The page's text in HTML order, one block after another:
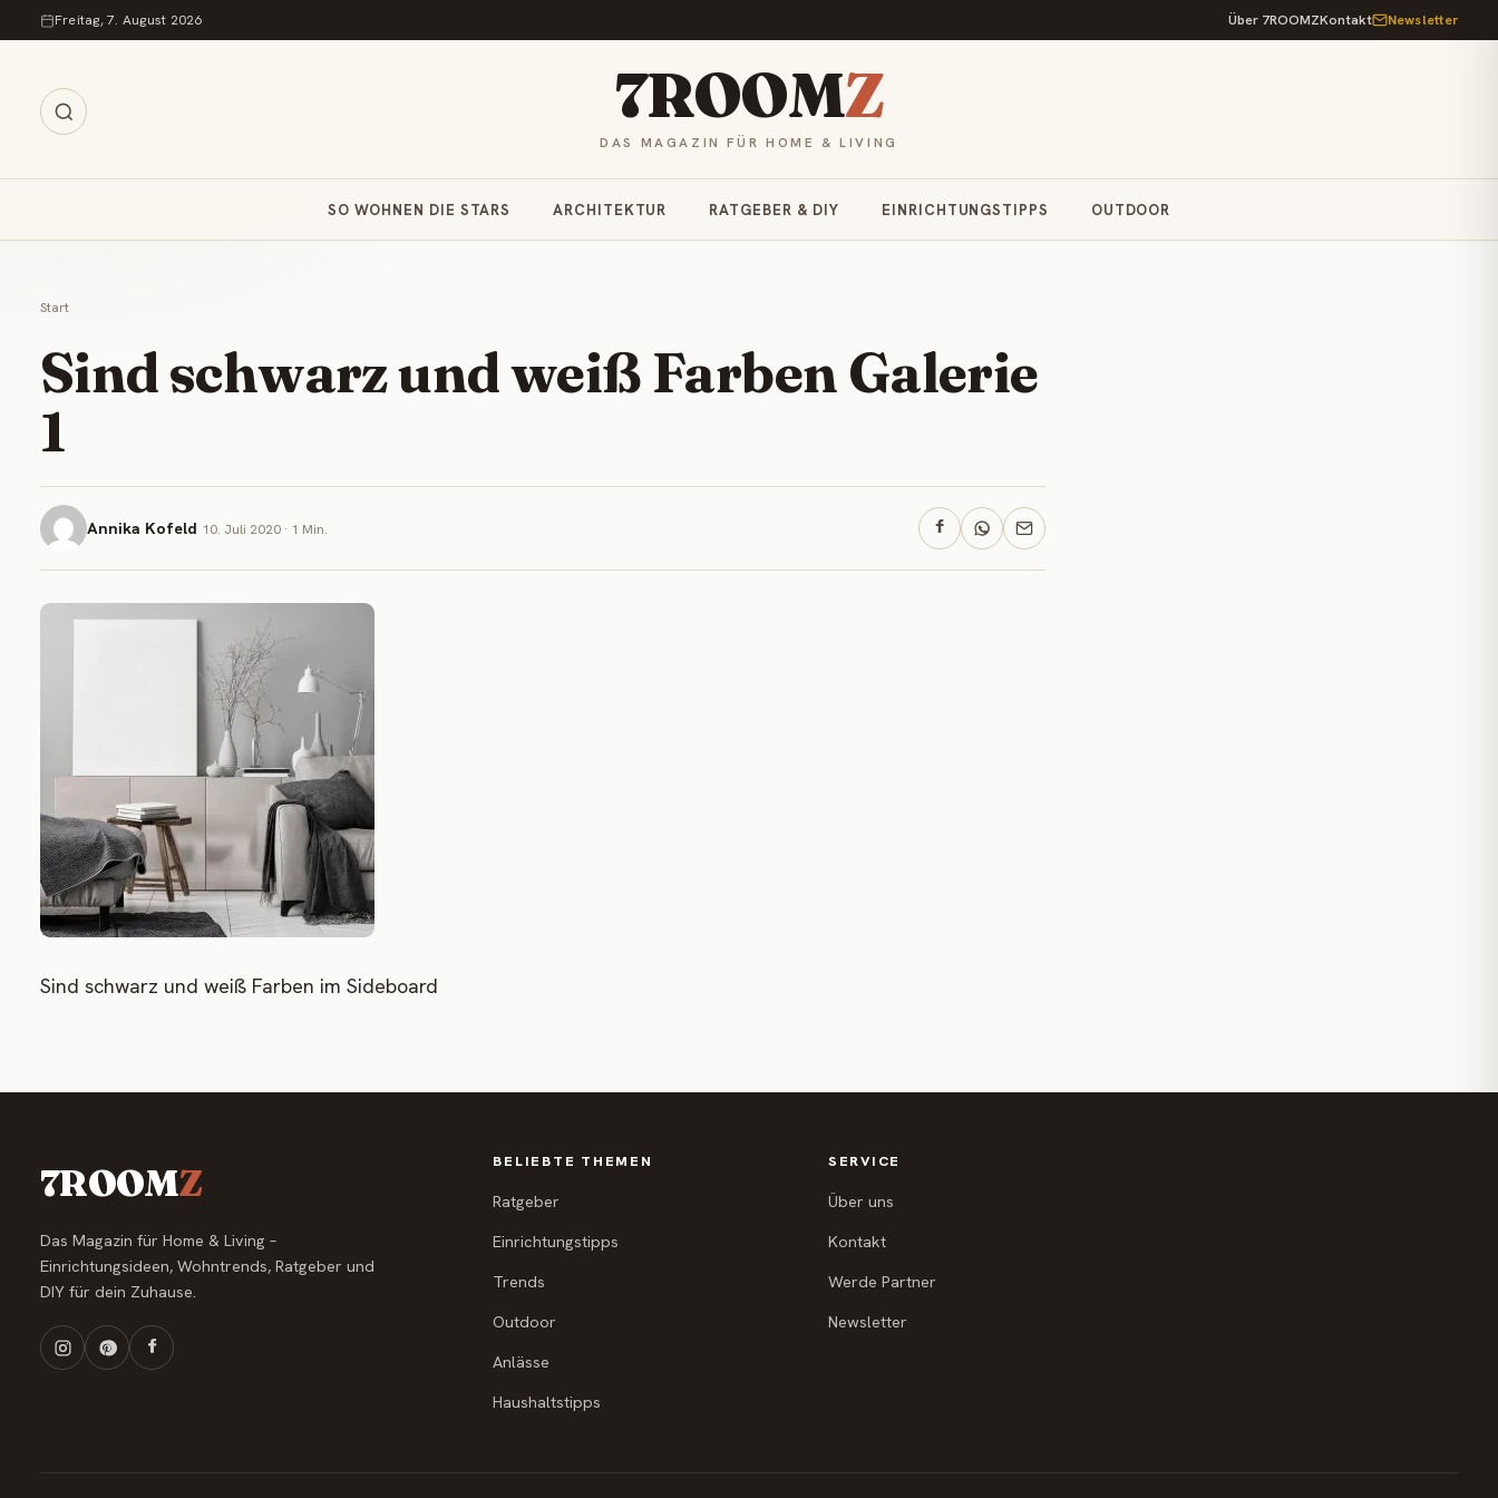
Zum Inhalt springen
Freitag, 7. August 2026 Über 7ROOMZKontakt Newsletter
7ROOMZ
DAS MAGAZIN FÜR HOME & LIVING
SO WOHNEN DIE STARS ARCHITEKTUR RATGEBER & DIY EINRICHTUNGSTIPPS OUTDOOR
Start
Sind schwarz und weiß Farben Galerie
1
Annika Kofeld 10. Juli 2020 · 1 Min.
Sind schwarz und weiß Farben im Sideboard
7ROOMZ
Das Magazin für Home & Living –
Einrichtungsideen, Wohntrends, Ratgeber und
DIY für dein Zuhause.
BELIEBTE THEMEN
Ratgeber
Einrichtungstipps
Trends
Outdoor
Anlässe
Haushaltstipps
SERVICE
Über uns
Kontakt
Werde Partner
Newsletter